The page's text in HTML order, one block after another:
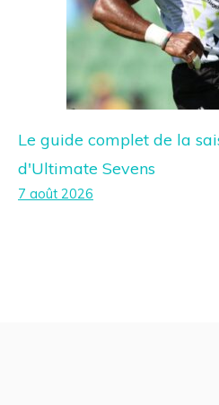
Le guide complet de la
d'Ultimate Sevens
7 août 2026